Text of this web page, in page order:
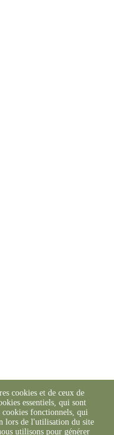
cookies et de ceux de
essentiels, qui sont
cookies fonctionnels, qui
lors de l'utilisation du site
utilisons pour générer